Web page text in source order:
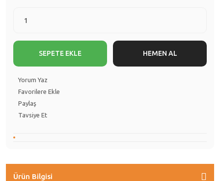
SEPETE EKLE HEMEN AL
Yorum Yaz
Paylaş
Tavsiye Et
Ürün Bilgisi